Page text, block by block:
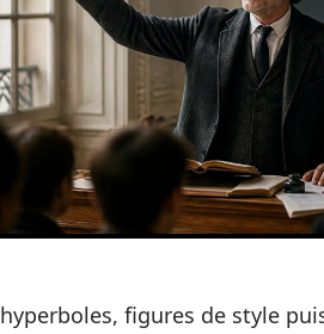
figures de style